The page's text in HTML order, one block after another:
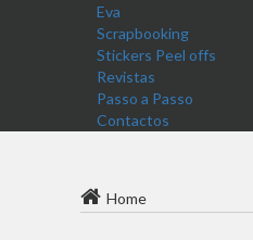
Eva
Scrapbooking
Stickers Peel offs
Revistas
Passo a Passo
Contactos
Home